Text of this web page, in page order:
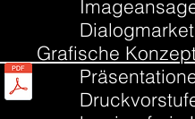
Grafische